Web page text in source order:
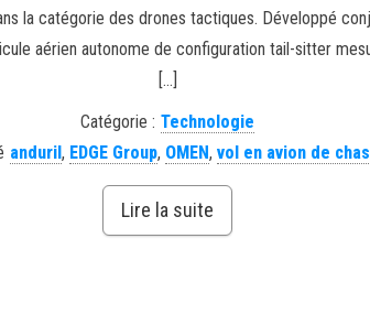
la catégorie des drones tactiques. Développé
aérien autonome de configuration tail-sitter
[…]
Catégorie : Technologie
anduril , EDGE Group, OMEN, vol en avion de
Lire la suite